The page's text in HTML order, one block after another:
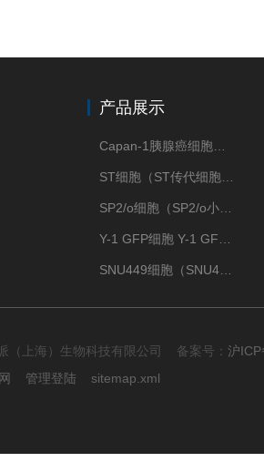
产品展示
（上海）生物科技有限公司 备案号： 沪
管理登陆 sitemap.xml